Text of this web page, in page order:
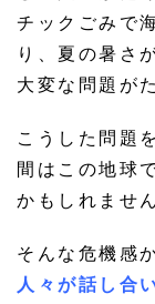
チックごみで
り、夏の暑さ
大変な問題が
こうした問題
間はこの地球
かもしれません
そんな危機感
人々が話し合